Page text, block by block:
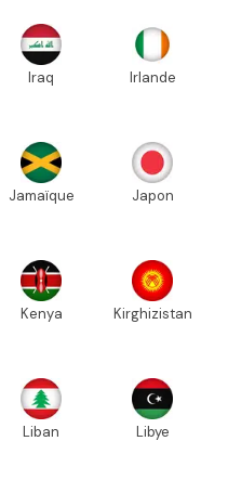
Iraq Irlande
Jamaïque Japon
Kenya Kirghizistan
Liban Libye